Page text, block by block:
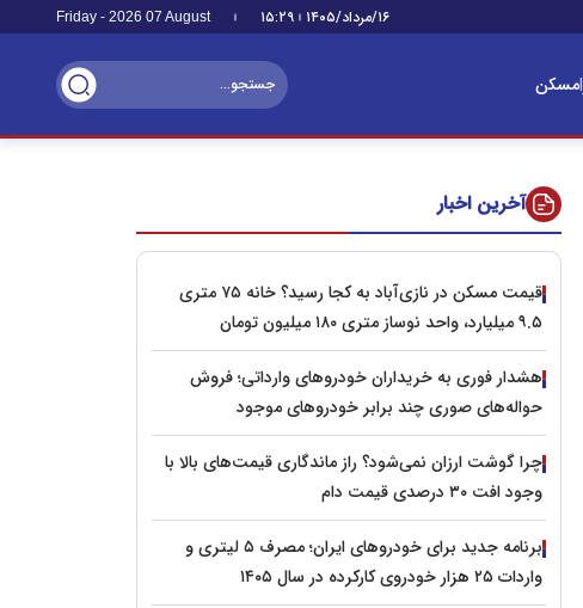
۱۶/مرداد/۱۴۰۵ ۱۵:۲۹ Friday - 2026 07 August
|مسکن
آخرین اخبار
قیمت مسکن در نازی‌آباد به کجا رسید؟ خانه ۷۵ متری
۹.۵ میلیارد، واحد نوساز متری ۱۸۰ میلیون تومان
هشدار فوری به خریداران خودروهای وارداتی؛ فروش
حواله‌های صوری چند برابر خودروهای موجود
چرا گوشت ارزان نمی‌شود؟ راز ماندگاری قیمت‌های بالا با
وجود افت ۳۰ درصدی قیمت دام
برنامه جدید برای خودروهای ایران؛ مصرف ۵ لیتری و
واردات ۲۵ هزار خودروی کارکرده در سال ۱۴۰۵